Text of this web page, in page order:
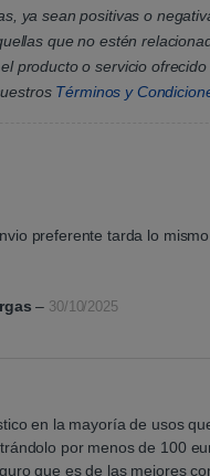
ya sean positivas o
que no estén
producto o servicio
Términos y
preferente tarda lo
– 30/10/2025
en la mayoría de usos
por menos de 100
que es de las mejores